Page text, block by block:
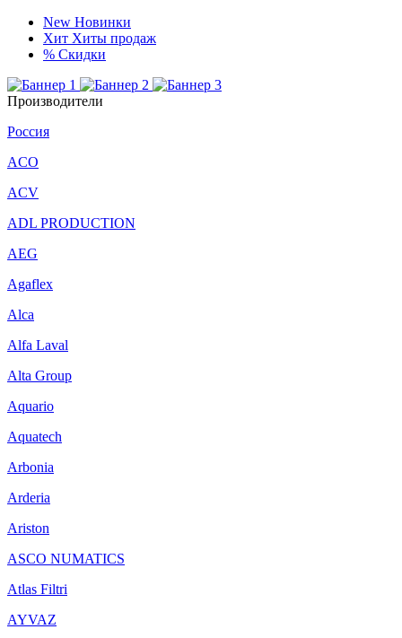
New Новинки
Хит Хиты продаж
% Скидки
Производители
Россия
ACO
ACV
ADL PRODUCTION
AEG
Agaflex
Alca
Alfa Laval
Alta Group
Aquario
Aquatech
Arbonia
Arderia
Ariston
ASCO NUMATICS
Atlas Filtri
AYVAZ